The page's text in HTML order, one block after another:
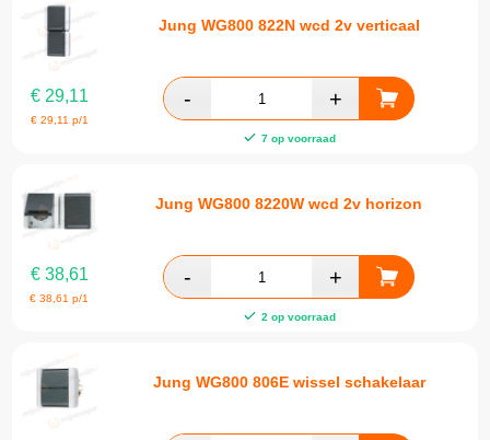
Jung WG800 822N wcd 2v verticaal
€29,11
€ 29,11 p/1
7 op voorraad
Jung WG800 8220W wcd 2v horizon
€38,61
€38,61 p/1
2 op voorraad
Jung WG800 806E wissel schakelaar